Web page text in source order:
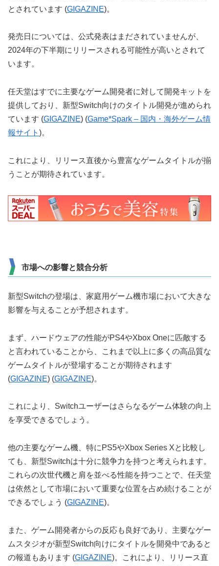
とされています​ (GIGAZINE)​。
発売日については、公式発表はまだされていませんが、
2024年の下半期にリリースされる可能性が高いとされて
います。
任天堂はすでに主要なゲーム開発者に対して開発キットを
提供しており、新型Switch向けのタイトル開発が進められ
ています​ (GIGAZINE)​​ (Game*Spark – 国内・海外ゲーム情
報サイト )​。
これにより、リリース直後から豊富なゲームタイトルが揃
うことが期待されています。
市場への影響と競合分析
新型Switchの登場は、家庭用ゲーム機市場において大きな
影響を与えることが予想されます。
まず、ハードウェアの性能がPS4やXbox Oneに匹敵する
と言われていることから、これまで以上に多くの高品質な
ゲームタイトルが登場することが期待されます​
(GIGAZINE)​​ (GIGAZINE)​。
これにより、Switchユーザーはさらなるゲーム体験の向上
を享受できるでしょう。
他の主要なゲーム機、特にPS5やXbox Series Xと比較し
ても、新型Switchは十分に競争力を持つと考えられます。
これらの次世代機と肩を並べる性能を持つことで、任天堂
は依然として市場において重要な位置を占め続けることが
できるでしょう​ (GIGAZINE)​。
また、ゲーム開発者からの反応も良好であり、主要なゲー
ムスタジオが新型Switch向けにタイトルを開発中であると
の報道もあります​ (GIGAZINE)​。これにより、リリース直